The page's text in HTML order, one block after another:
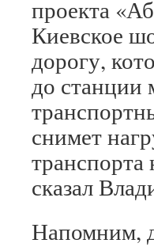
проекта
Киевское
дорогу,
до станции
снимет
сказал
Напомним,